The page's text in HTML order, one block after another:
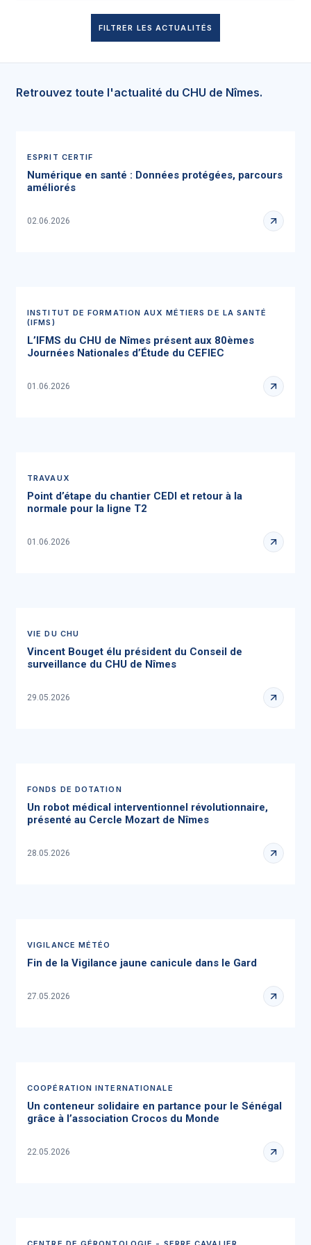
FILTRER LES ACTUALITÉS
Retrouvez toute l'actualité du CHU de Nîmes.
ESPRIT CERTIF
Numérique en santé : Données protégées, parcours
améliorés
02.06.2026
INSTITUT DE FORMATION AUX MÉTIERS DE LA SANTÉ
(IFMS)
L’IFMS du CHU de Nîmes présent aux 80èmes
Journées Nationales d’Étude du CEFIEC
01.06.2026
TRAVAUX
Point d’étape du chantier CEDI et retour à la
normale pour la ligne T2
01.06.2026
VIE DU CHU
Vincent Bouget élu président du Conseil de
surveillance du CHU de Nîmes
29.05.2026
FONDS DE DOTATION
Un robot médical interventionnel révolutionnaire,
présenté au Cercle Mozart de Nîmes
28.05.2026
VIGILANCE MÉTÉO
Fin de la Vigilance jaune canicule dans le Gard
27.05.2026
COOPÉRATION INTERNATIONALE
Un conteneur solidaire en partance pour le Sénégal
grâce à l’association Crocos du Monde
22.05.2026